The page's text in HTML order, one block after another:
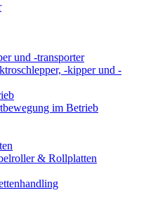
und -transporter
-kipper und -
im Betrieb
& Rollplatten